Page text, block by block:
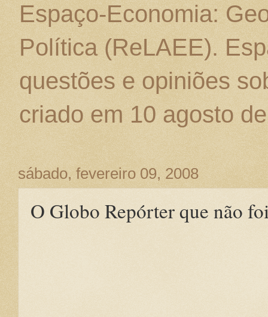
Espaço-Economia:
Política (ReLAEE).
questões e opiniões
criado em 10 agosto
sábado, fevereiro 09, 2008
O Globo Repórter que não